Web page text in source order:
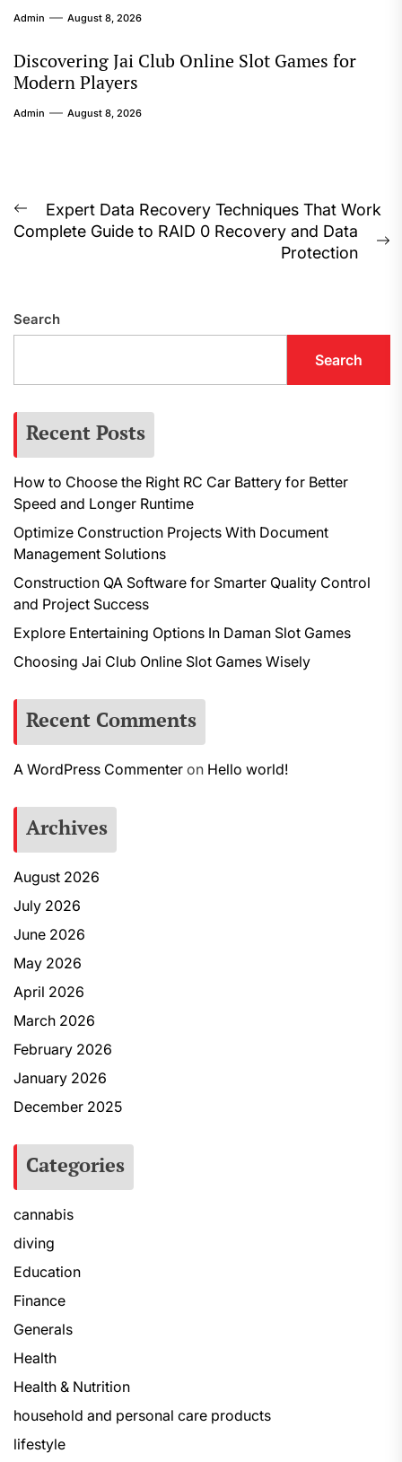
Admin August 8, 2026
Discovering Jai Club Online Slot Games for
Modern Players
Admin August 8, 2026
Post
navigation
Previous
post:
Expert Data Recovery Techniques That Work
Complete Guide to RAID 0 Recovery and Data
Protection
Search
Search
Recent Posts
How to Choose the Right RC Car Battery for Better
Speed and Longer Runtime
Optimize Construction Projects With Document
Management Solutions
Construction QA Software for Smarter Quality Control
and Project Success
Explore Entertaining Options In Daman Slot Games
Choosing Jai Club Online Slot Games Wisely
Recent Comments
A WordPress Commenter on Hello world!
Archives
August 2026
July 2026
June 2026
May 2026
April 2026
March 2026
February 2026
January 2026
December 2025
Categories
cannabis
diving
Education
Finance
Generals
Health
Health & Nutrition
household and personal care products
lifestyle